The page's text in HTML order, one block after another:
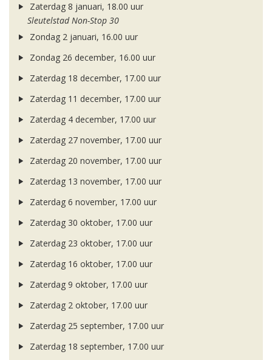
Zaterdag 8 januari, 18.00 uur
Sleutelstad Non-Stop 30
Zondag 2 januari, 16.00 uur
Zondag 26 december, 16.00 uur
Zaterdag 18 december, 17.00 uur
Zaterdag 11 december, 17.00 uur
Zaterdag 4 december, 17.00 uur
Zaterdag 27 november, 17.00 uur
Zaterdag 20 november, 17.00 uur
Zaterdag 13 november, 17.00 uur
Zaterdag 6 november, 17.00 uur
Zaterdag 30 oktober, 17.00 uur
Zaterdag 23 oktober, 17.00 uur
Zaterdag 16 oktober, 17.00 uur
Zaterdag 9 oktober, 17.00 uur
Zaterdag 2 oktober, 17.00 uur
Zaterdag 25 september, 17.00 uur
Zaterdag 18 september, 17.00 uur